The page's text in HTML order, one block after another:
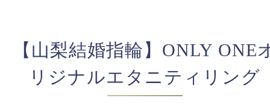
【山梨結婚指輪】ONLY ONE
リジナルエタニティリング